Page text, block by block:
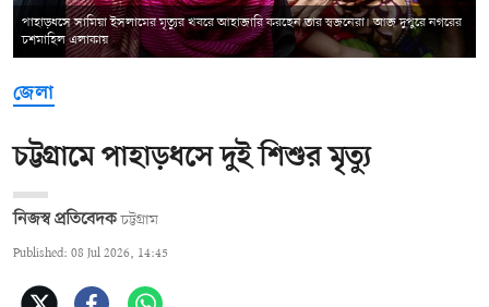
পাহাড়ধসে সামিয়া ইসলামের মৃত্যুর খবরে আহাজারি করছেন তার স্বজনেরা। আজ দুপুরে নগরের
চশমাহিল এলাকায়
জেলা
চট্টগ্রামে পাহাড়ধসে দুই শিশুর মৃত্যু
নিজস্ব প্রতিবেদক চট্টগ্রাম
Published: 08 Jul 2026, 14:45